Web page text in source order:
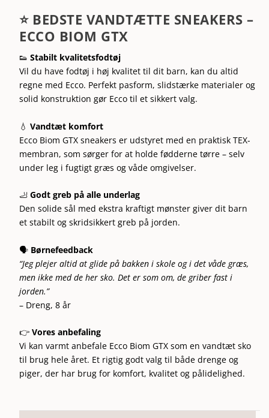
⭐ BEDSTE VANDTÆTTE SNEAKERS –
ECCO BIOM GTX
👟Stabilt kvalitetsfodtøj
Vil du have fodtøj i høj kvalitet til dit barn, kan du altid
regne med Ecco. Perfekt pasform, slidstærke materialer og
solid konstruktion gør Ecco til et sikkert valg.
💧Vandtæt komfort
Ecco Biom GTX sneakers er udstyret med en praktisk TEX-
membran, som sørger for at holde fødderne tørre – selv
under leg i fugtigt græs og våde omgivelser.
🦶Godt greb på alle underlag
Den solide sål med ekstra kraftigt mønster giver dit barn
et stabilt og skridsikkert greb på jorden.
🗣️ Børnefeedback
“Jeg plejer altid at glide på bakken i skole og i det våde græs,
men ikke med de her sko. Det er som om, de griber fast i
jorden.”
– Dreng, 8 år
👉Vores anbefaling
Vi kan varmt anbefale Ecco Biom GTX som en vandtæt sko
til brug hele året. Et rigtig godt valg til både drenge og
piger, der har brug for komfort, kvalitet og pålidelighed.